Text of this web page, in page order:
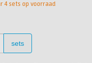
4 sets op voorraad
sets